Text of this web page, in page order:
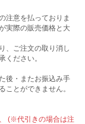
注意を払っておりま
実際の販売価格と大
、ご注文の取り消し
ください。
後・またお振込み手
ことができません。
(※代引きの場合は注